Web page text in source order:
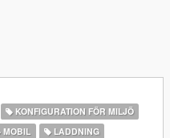
KONFIGURATION FÖR MILJÖ
MOBIL
LADDNING